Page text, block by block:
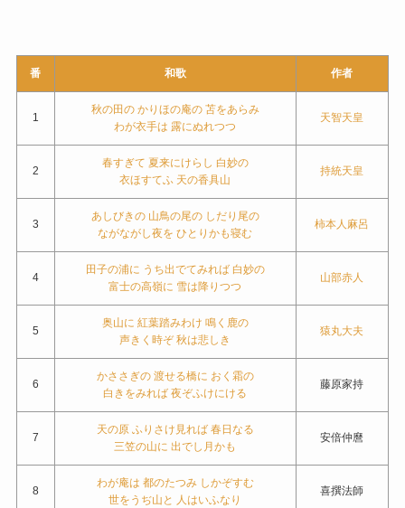
番 和歌 作者
1
秋の田の かりほの庵の 苫をあらみ
わが衣手は 露にぬれつつ
天智天皇
2
春すぎて 夏来にけらし 白妙の
衣ほすてふ 天の香具山
持統天皇
3
あしびきの 山鳥の尾の しだり尾の
ながながし夜を ひとりかも寝む
柿本人麻呂
4
田子の浦に うち出でてみれば 白妙の
富士の高嶺に 雪は降りつつ
山部赤人
5
奥山に 紅葉踏みわけ 鳴く鹿の
声きく時ぞ 秋は悲しき
猿丸大夫
6
かささぎの 渡せる橋に おく霜の
白きをみれば 夜ぞふけにける
藤原家持
7
天の原 ふりさけ見れば 春日なる
三笠の山に 出でし月かも
安倍仲麿
8
わが庵は 都のたつみ しかぞすむ
世をうぢ山と 人はいふなり
喜撰法師